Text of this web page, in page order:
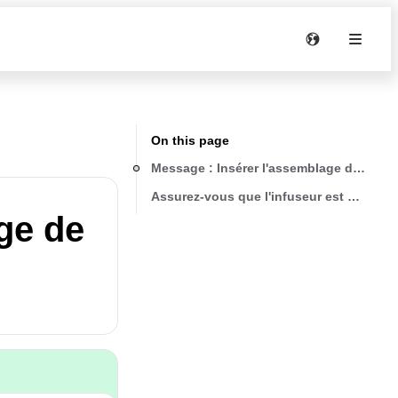
de
On this page
Message : Insérer l'assemblage de
Assurez-vous que l'infuseur est